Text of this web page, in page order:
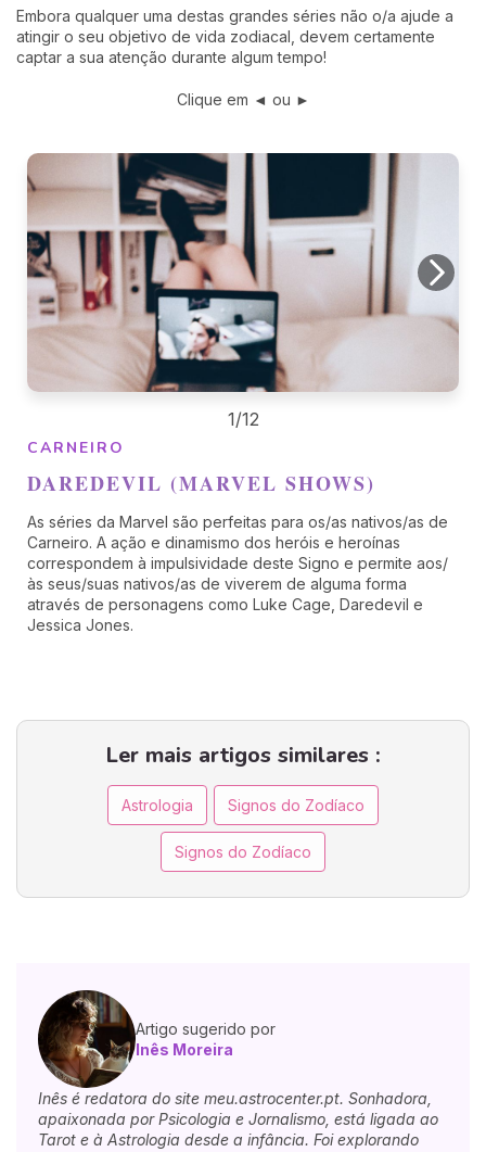
Embora qualquer uma destas grandes séries não o/a ajude a
atingir o seu objetivo de vida zodiacal, devem certamente
captar a sua atenção durante algum tempo!
Clique em ◄ ou ►
CARNEIRO
DAREDEVIL (MARVEL SHOWS)
As séries da Marvel são perfeitas para os/as nativos/as de
Carneiro. A ação e dinamismo dos heróis e heroínas
correspondem à impulsividade deste Signo e permite aos/
às seus/suas nativos/as de viverem de alguma forma
através de personagens como Luke Cage, Daredevil e
Jessica Jones.
1/12
Ler mais artigos similares :
Astrologia Signos do Zodíaco
Signos do Zodíaco
Artigo sugerido por
Inês Moreira
Inês é redatora do site meu.astrocenter.pt. Sonhadora,
apaixonada por Psicologia e Jornalismo, está ligada ao
Tarot e à Astrologia desde a infância. Foi explorando